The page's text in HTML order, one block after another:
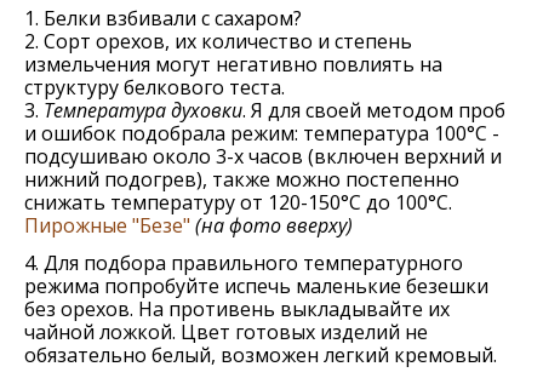
1. Белки взбивали с сахаром?
2. Сорт орехов, их количество и степень
измельчения могут негативно повлиять на
структуру белкового теста.
3. Температура духовки. Я для своей методом проб
и ошибок подобрала режим: температура 100°С -
подсушиваю около 3-х часов (включен верхний и
нижний подогрев), также можно постепенно
снижать температуру от 120-150°С до 100°С.
Пирожныe "Бeзe" (на фото вверху)
4. Для подбора правильного температурного
режима попробуйте испечь маленькие безешки
без орехов. На противень выкладывайте их
чайной ложкой. Цвет готовых изделий не
обязательно белый, возможен легкий кремовый.